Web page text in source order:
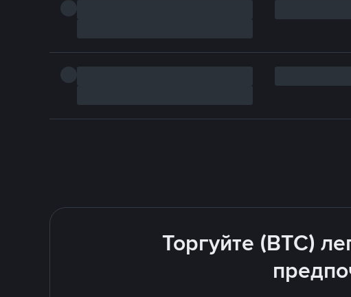
Торгуйте (BTC)